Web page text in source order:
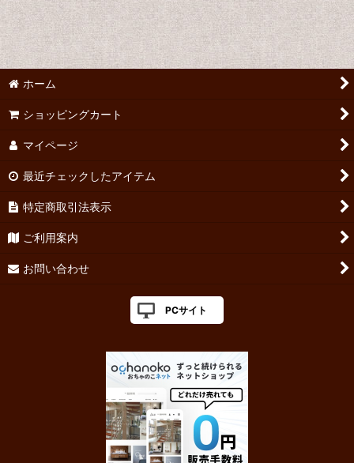
ホーム
ショッピングカート
マイページ
最近チェックしたアイテム
特定商取引法表示
ご利用案内
お問い合わせ
PCサイト